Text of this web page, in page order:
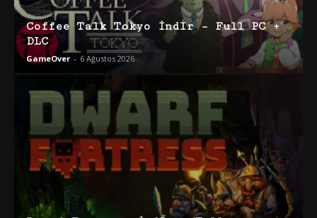
Coffee Talk Tokyo İndir – Full PC +
DLC
GameOver - 6 Ağustos 2026